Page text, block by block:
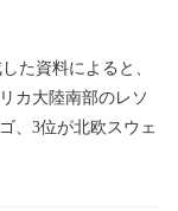
た資料によると、
カ大陸南部のレソ
、3位が北欧スウェ